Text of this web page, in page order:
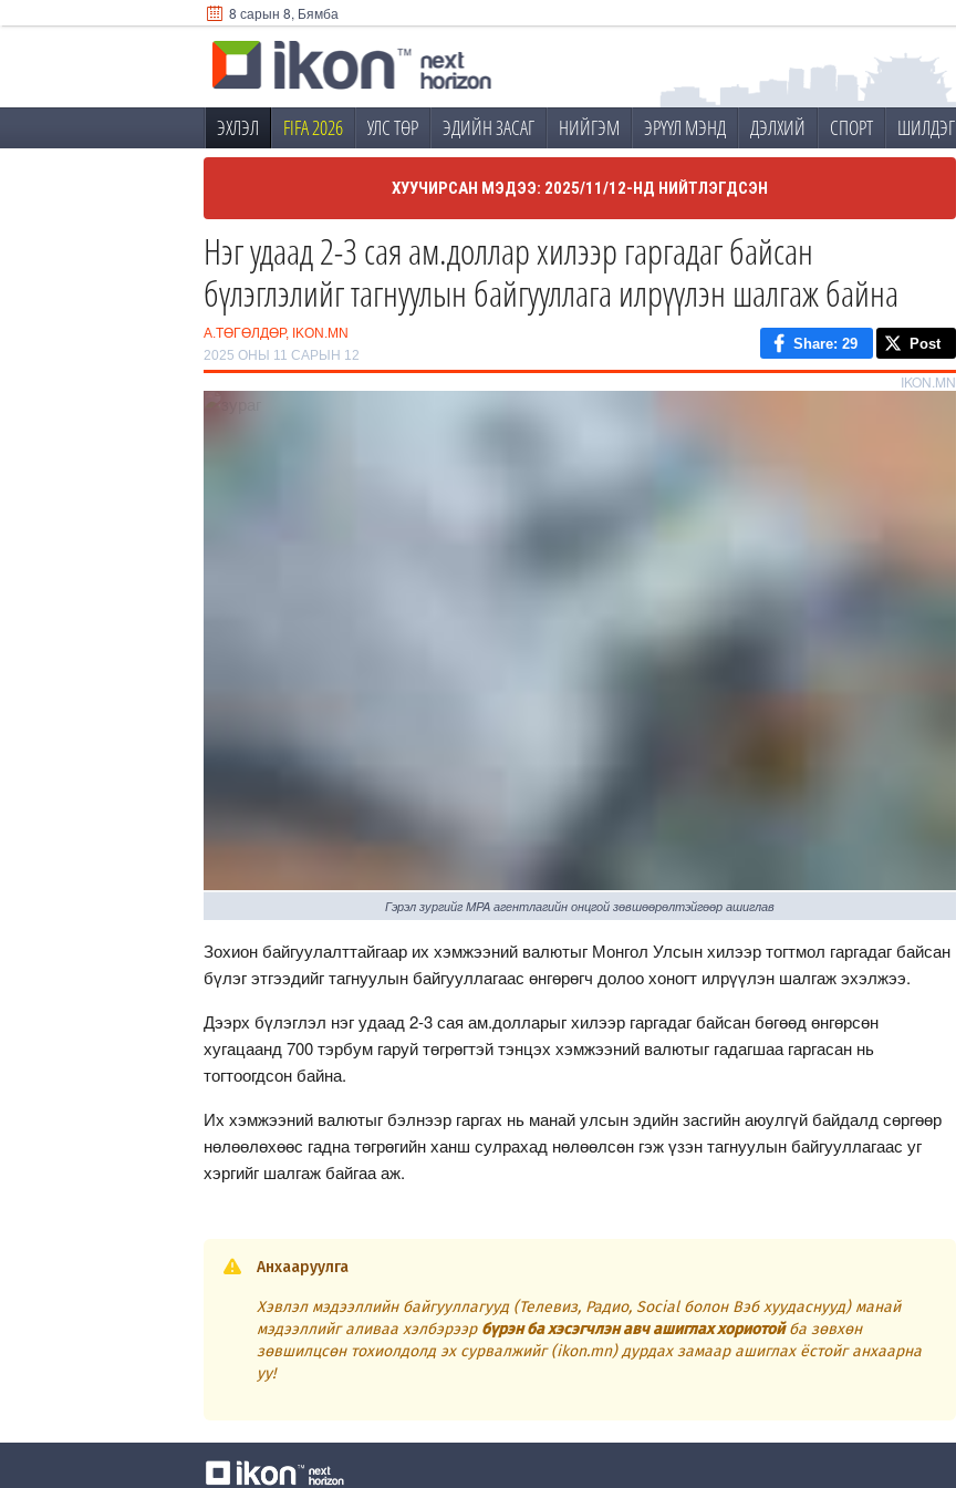
8 сарын 8, Бямба
ЭХЛЭЛ FIFA 2026 УЛС ТӨР ЭДИЙН ЗАСАГ НИЙГЭМ ЭРҮҮЛ МЭНД ДЭЛХИЙ СПОРТ ШИЛДЭГ
ХУУЧИРСАН МЭДЭЭ: 2025/11/12-НД НИЙТЛЭГДСЭН
Нэг удаад 2-3 сая ам.доллар хилээр гаргадаг байсан
бүлэглэлийг тагнуулын байгууллага илрүүлэн шалгаж байна
А.ТӨГӨЛДӨР, IKON.MN
2025 ОНЫ 11 САРЫН 12
Share: 29 Post
IKON.MN
Гэрэл зургийг MPA агентлагийн онцгой зөвшөөрөлтэйгөөр ашиглав
Зохион байгуулалттайгаар их хэмжээний валютыг Монгол Улсын хилээр тогтмол гаргадаг байсан
бүлэг этгээдийг тагнуулын байгууллагаас өнгөрөгч долоо хоногт илрүүлэн шалгаж эхэлжээ.
Дээрх бүлэглэл нэг удаад 2-3 сая ам.долларыг хилээр гаргадаг байсан бөгөөд өнгөрсөн
хугацаанд 700 тэрбум гаруй төгрөгтэй тэнцэх хэмжээний валютыг гадагшаа гаргасан нь
тогтоогдсон байна.
Их хэмжээний валютыг бэлнээр гаргах нь манай улсын эдийн засгийн аюулгүй байдалд сөргөөр
нөлөөлөхөөс гадна төгрөгийн ханш сулрахад нөлөөлсөн гэж үзэн тагнуулын байгууллагаас уг
хэргийг шалгаж байгаа аж.
Анхааруулга
Хэвлэл мэдээллийн байгууллагууд (Телевиз, Радио, Social болон Вэб хуудаснууд) манай
мэдээллийг аливаа хэлбэрээр бүрэн ба хэсэгчлэн авч ашиглах хориотойба зөвхөн
зөвшилцсөн тохиолдолд эх сурвалжийг (ikon.mn) дурдах замаар ашиглах ёстойг анхаарна
уу!